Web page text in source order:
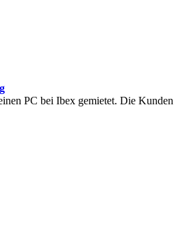
PC bei Ibex gemietet. Die